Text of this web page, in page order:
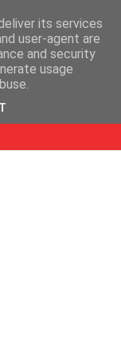
its services
user-agent are
and security
usage